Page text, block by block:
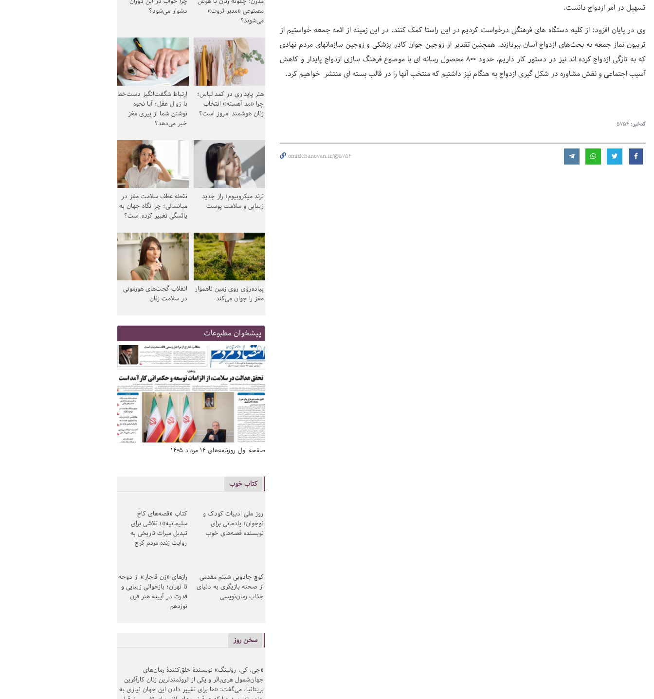
تسهیل در امر ازدواج دانست.
وی در پایان افزود: از کلیه دستگاه های فرهنگی درخواست کردیم در این راستا کمک کنند. در این زمینه از ائمه جمعه خواستیم از
تریبون نماز جمعه به بحث‌های ازدواج آسان بپردازند. همچنین تقدیر از زوجین جوان کادر پزشکی و زوجین سازمانهای مردم نهادی
که به تازگی ازدواج کرده اند نیز در دستور کار داریم. حدود ۸۰۰ محصول رسانه ای با موصوع فرهنگ سازی ازدواج پایدار و کاهش
آسیب اجتماعی و نقش مشاوره در شکل گیری ازدواج به هنگام نیز داشتیم که منتخب آنها را در قالب بسته ای منتشر خواهیم کرد.
کدخبر: 5754
omidebanovan.ir/@5754
مصنوعی «مدیر ثروت»
می‌شوند؟
دشوار می‌شود؟
هنر پایداری در کمد لباس؛
چرا «مد آهسته» انتخاب
زنان هوشمند امروز است؟
ارتباط شگفت‌انگیز دست‌خط
با زوال عقل؛ آیا نحوه
نوشتن شما از پیری مغز
خبر می‌دهد؟
ترند میکروبیوم؛ راز جدید
زیبایی و سلامت پوست
نقطه عطف سلامت مغز در
میانسالی؛ چرا نگاه جهان به
یائسگی تغییر کرده است؟
پیاده‌روی روی زمین ناهموار
مغز را جوان می‌کند
انقلاب گجت‌های هورمونی
در سلامت زنان
پیشخوان مطبوعات
صفحه اول روزنامه‌های 14 مرداد 1405
کتاب خوب
نویسنده قصه‌های خوب
کتاب «قصه‌های کاخ
سلیمانیه»؛ تلاشی برای
تبدیل میراث تاریخی به
روایت زنده مردم کرج
رازهای «زن قاجار» از دوحه
سخن روز